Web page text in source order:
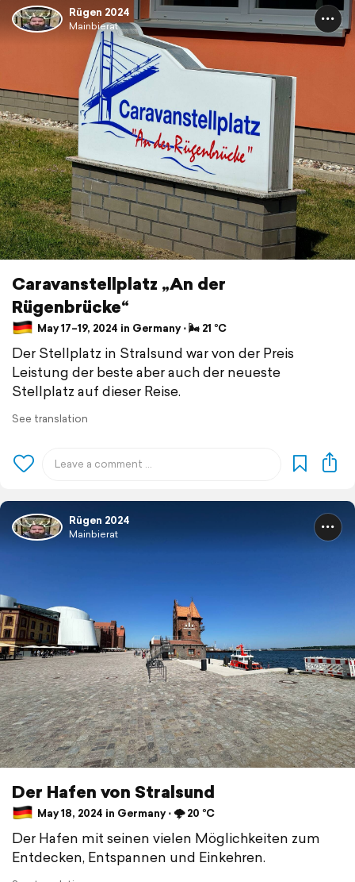
Rügen 2024
Mainbierat
Caravanstellplatz „An der
Rügenbrücke“
May 17–19, 2024 in Germany ⋅ 🌬 21 °C
Der Stellplatz in Stralsund war von der Preis
Leistung der beste aber auch der neueste
Stellplatz auf dieser Reise.
See translation
Rügen 2024
Mainbierat
Der Hafen von Stralsund
May 18, 2024 in Germany ⋅ 🌩️ 20 °C
Der Hafen mit seinen vielen Möglichkeiten zum
Entdecken, Entspannen und Einkehren.